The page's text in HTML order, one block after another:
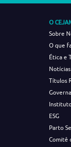
O
Sobre
O que
Ética e
Notícias
Títulos
ESG
Parto
Comitê